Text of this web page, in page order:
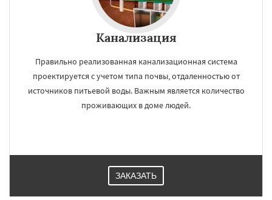
Канализация
Правильно реализованная канализационная система
проектируется с учетом типа почвы, отдаленностью от
источников питьевой воды. Важным является количество
проживающих в доме людей.
ЗАКАЗАТЬ